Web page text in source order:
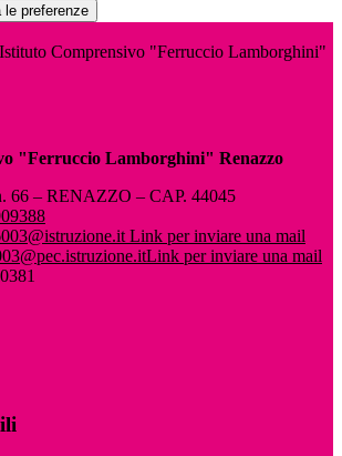
le preferenze
Istituto Comprensivo "Ferruccio Lamborghini"
"Ferruccio Lamborghini" Renazzo
66 – RENAZZO – CAP. 44045
Link per inviare una mail
Link per inviare una mail